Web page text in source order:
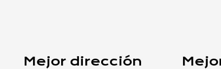
Mejor dirección